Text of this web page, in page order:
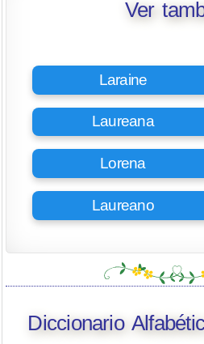
Ver
Laraine
Laureana
Lorena
Laureano
Diccionario